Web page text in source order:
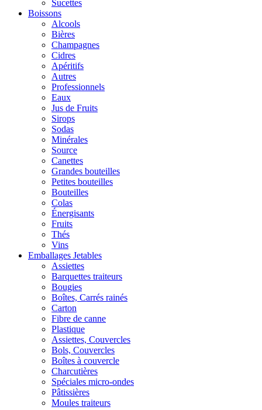
Sucettes
Boissons
Alcools
Bières
Champagnes
Cidres
Apéritifs
Autres
Professionnels
Eaux
Jus de Fruits
Sirops
Sodas
Minérales
Source
Canettes
Grandes bouteilles
Petites bouteilles
Bouteilles
Colas
Énergisants
Fruits
Thés
Vins
Emballages Jetables
Assiettes
Barquettes traiteurs
Bougies
Boîtes, Carrés rainés
Carton
Fibre de canne
Plastique
Assiettes, Couvercles
Bols, Couvercles
Boîtes à couvercle
Charcutières
Spéciales micro-ondes
Pâtissières
Moules traiteurs